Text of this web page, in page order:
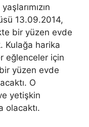
13.09.2014,
bir yüzen evde
Kulağa harika
eğlenceler için
yüzen evde
O
yetişkin
olacaktı.